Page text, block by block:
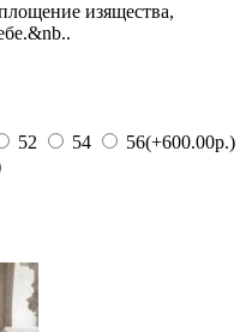
изящества,
52 54 56(+600.00р.)